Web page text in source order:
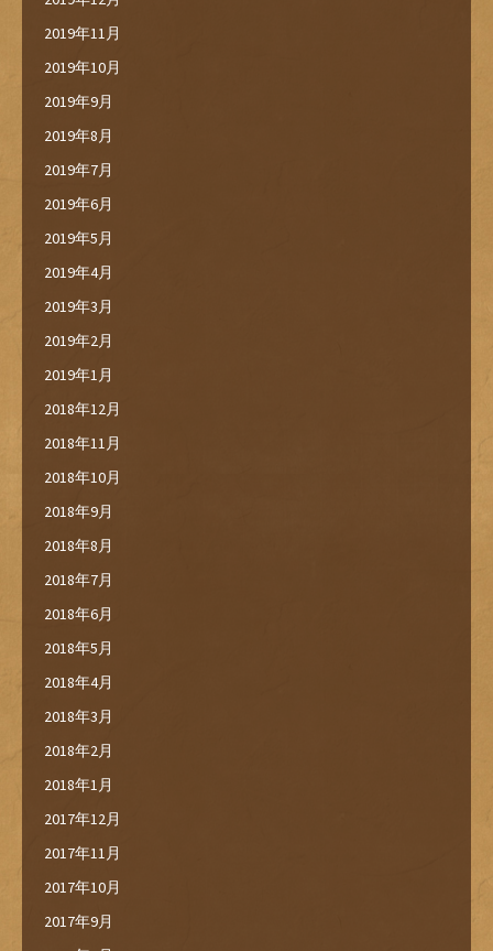
2019年11月
2019年10月
2019年9月
2019年8月
2019年7月
2019年6月
2019年5月
2019年4月
2019年3月
2019年2月
2019年1月
2018年12月
2018年11月
2018年10月
2018年9月
2018年8月
2018年7月
2018年6月
2018年5月
2018年4月
2018年3月
2018年2月
2018年1月
2017年12月
2017年11月
2017年10月
2017年9月